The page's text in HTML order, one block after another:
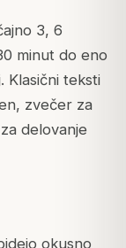
3, 6
minut do eno
Klasični teksti
zvečer za
delovanje
okusno